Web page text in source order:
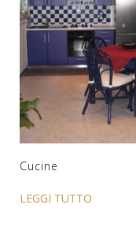
Cucine
LEGGI TUTTO